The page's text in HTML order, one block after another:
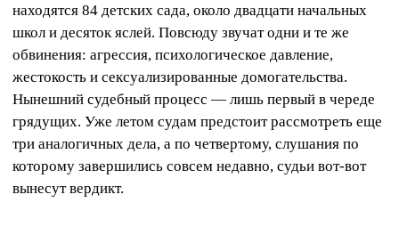
находятся 84 детских сада, около двадцати начальных
школ и десяток яслей. Повсюду звучат одни и те же
обвинения: агрессия, психологическое давление,
жестокость и сексуализированные домогательства.
Нынешний судебный процесс — лишь первый в череде
грядущих. Уже летом судам предстоит рассмотреть еще
три аналогичных дела, а по четвертому, слушания по
которому завершились совсем недавно, судьи вот-вот
вынесут вердикт.